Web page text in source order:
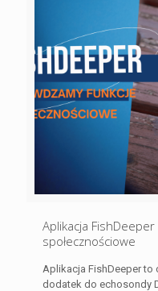
Aplikacja
społecznościowe
Aplikacja FishDeeper to
dodatek do echosondy